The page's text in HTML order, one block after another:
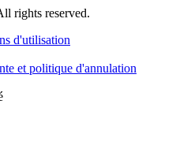
rights reserved.
d'utilisation
et politique d'annulation